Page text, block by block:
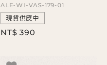
ALE-WI-VAS-179-01
現貨供應中
NT$ 390